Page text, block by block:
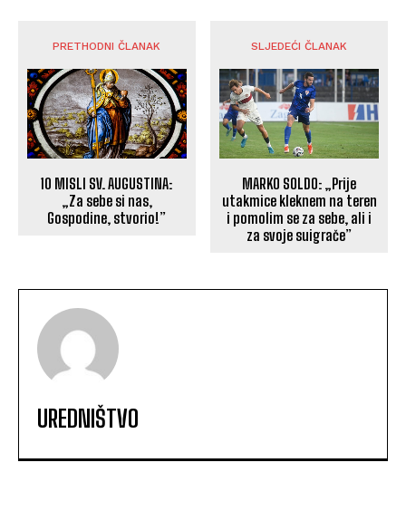
PRETHODNI ČLANAK
10 MISLI SV. AUGUSTINA:
„Za sebe si nas,
Gospodine, stvorio!”
SLJEDEĆI ČLANAK
MARKO SOLDO: „Prije
utakmice kleknem na teren
i pomolim se za sebe, ali i
za svoje suigrače”
UREDNIŠTVO